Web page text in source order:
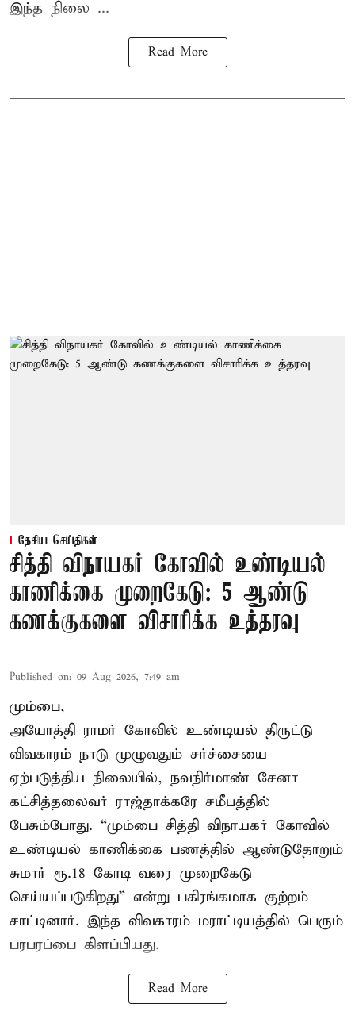
இந்த நிலை ...
Read More
தேசிய செய்திகள்
சித்தி விநாயகர் கோவில் உண்டியல்
காணிக்கை முறைகேடு: 5 ஆண்டு
கணக்குகளை விசாரிக்க உத்தரவு
Published on: 09 Aug 2026, 7:49 am
மும்பை,
அயோத்தி ராமர் கோவில் உண்டியல் திருட்டு
விவகாரம் நாடு முழுவதும் சர்ச்சையை
ஏற்படுத்திய நிலையில், நவநிர்மாண் சேனா
கட்சித்தலைவர் ராஜ்தாக்கரே சமீபத்தில்
பேசும்போது. “மும்பை சித்தி விநாயகர் கோவில்
உண்டியல் காணிக்கை பணத்தில் ஆண்டுதோறும்
சுமார் ரூ.18 கோடி வரை முறைகேடு
செய்யப்படுகிறது” என்று பகிரங்கமாக குற்றம்
சாட்டினார். இந்த விவகாரம் மராட்டியத்தில் பெரும்
பரபரப்பை கிளப்பியது.
Read More